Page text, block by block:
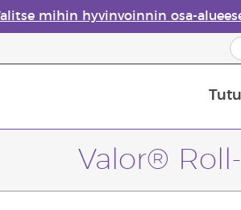
mihin hyvinvoinnin osa-
Valor®